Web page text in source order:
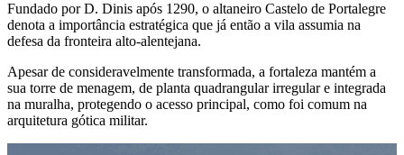
Fundado por D. Dinis após 1290, o altaneiro Castelo de Portalegre
denota a importância estratégica que já então a vila assumia na
defesa da fronteira alto-alentejana.
Apesar de consideravelmente transformada, a fortaleza mantém a
sua torre de menagem, de planta quadrangular irregular e integrada
na muralha, protegendo o acesso principal, como foi comum na
arquitetura gótica militar.